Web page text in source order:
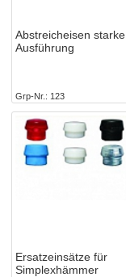
Abstreicheisen starke
Ausführung
Grp-Nr. 123
Ersatzeinsätze für
Simplexhämmer